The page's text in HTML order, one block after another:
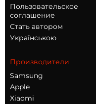
Пользовательское
соглашение
Стать автором
Українською
Производители
Samsung
Apple
Xiaomi